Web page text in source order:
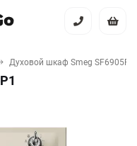
Духовой шкаф Smeg SF6905P1